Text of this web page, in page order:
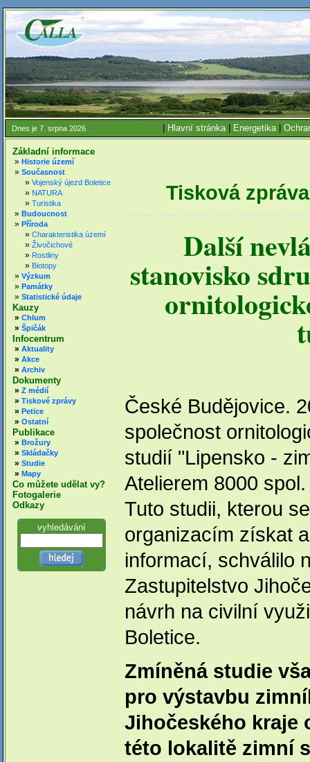
Dnes je 7. srpna 2026 Hlavní stránka| Energetika|
Základní informace
» Historie území
» Současnost
» Vojenský újezd Boletice
» NATURA
» Turistika
» Budoucnost
» Příroda
» Charakteristika území
» Živočichové
» Rostliny
» Biotopy
» Výzkum
» Památky
» Statistické údaje
Kauzy
» Chlum
» Špičák
Infocentrum
» Aktuality
» Akce
» Archiv
Dokumenty
» Z médií
» Tiskové zprávy
» Petice
» Ostatní
Publikace
» Brožury
» Skládačky
» Studie
» Mapy
Co můžete udělat vy?
Fotogalerie
Odkazy
vyhledávání
Tisková
Další
stanovisko
České Budějovice.
společnost
studií "Lipensko -
Atelierem 8000
Tuto studii, kterou
organizacím získat
informací, schválilo
Zastupitelstvo
návrh na civilní
Boletice.
Zmíněná studie
pro výstavbu
Jihočeského kraje
této lokalitě zimní